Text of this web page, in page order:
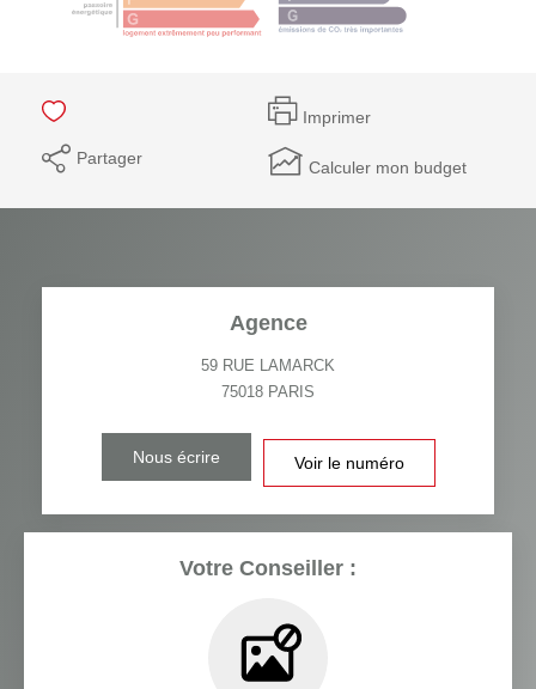
Imprimer
Partager Calculer mon budget
Agence
59 RUE LAMARCK
75018 PARIS
Nous écrire Voir le numéro
Votre Conseiller :